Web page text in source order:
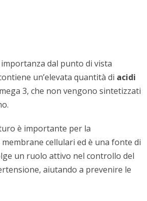
dal punto di vista
un’elevata quantità di acidi
3, che non vengono sintetizzati
è importante per la
cellulari ed è una fonte di
un ruolo attivo nel controllo del
aiutando a prevenire le